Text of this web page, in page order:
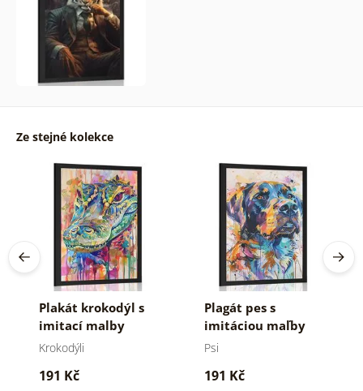
Ze stejné kolekce
Plakát krokodýl s
imitací malby
Krokodýli
191 Kč
Plagát pes s
imitáciou maľby
Psi
191 Kč